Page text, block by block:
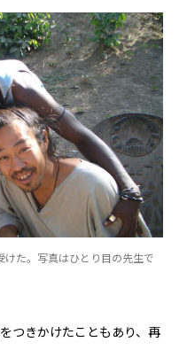
た。写真はひとり目の先生で
つきかけたこともあり、再